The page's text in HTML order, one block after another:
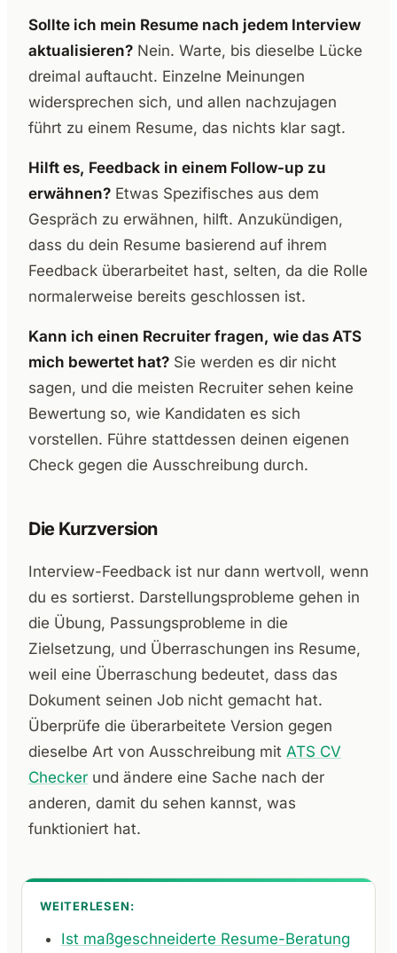
Sollte ich mein Resume nach jedem Interview
aktualisieren? Nein. Warte, bis dieselbe Lücke
dreimal auftaucht. Einzelne Meinungen
widersprechen sich, und allen nachzujagen
führt zu einem Resume, das nichts klar sagt.
Hilft es, Feedback in einem Follow-up zu
erwähnen? Etwas Spezifisches aus dem
Gespräch zu erwähnen, hilft. Anzukündigen,
dass du dein Resume basierend auf ihrem
Feedback überarbeitet hast, selten, da die Rolle
normalerweise bereits geschlossen ist.
Kann ich einen Recruiter fragen, wie das ATS
mich bewertet hat? Sie werden es dir nicht
sagen, und die meisten Recruiter sehen keine
Bewertung so, wie Kandidaten es sich
vorstellen. Führe stattdessen deinen eigenen
Check gegen die Ausschreibung durch.
Die Kurzversion
Interview-Feedback ist nur dann wertvoll, wenn
du es sortierst. Darstellungsprobleme gehen in
die Übung, Passungsprobleme in die
Zielsetzung, und Überraschungen ins Resume,
weil eine Überraschung bedeutet, dass das
Dokument seinen Job nicht gemacht hat.
Überprüfe die überarbeitete Version gegen
dieselbe Art von Ausschreibung mit ATS CV
Checker und ändere eine Sache nach der
anderen, damit du sehen kannst, was
funktioniert hat.
WEITERLESEN:
Ist maßgeschneiderte Resume-Beratung